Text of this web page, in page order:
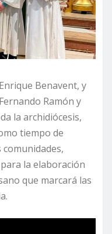
Benavent, y
Ramón y
la archidiócesis,
tiempo de
la elaboración
que marcará las